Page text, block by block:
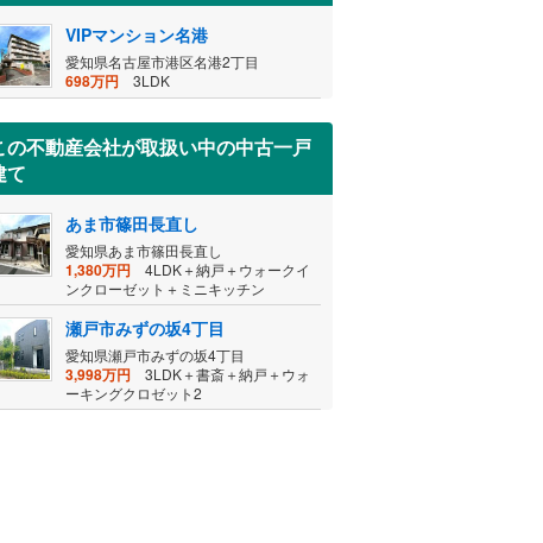
VIPマンション名港
愛知県名古屋市港区名港2丁目
698万円 3LDK
の不動産会社が取扱い中の中古一戸
て
あま市篠田長直し
愛知県あま市篠田長直し
1,380万円 4LDK＋納戸＋ウォークイ
ンクローゼット＋ミニキッチン
瀬戸市みずの坂4丁目
愛知県瀬戸市みずの坂4丁目
3,998万円 3LDK＋書斎＋納戸＋ウォ
ーキングクロゼット2